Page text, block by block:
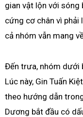
gian vật lộn với sóng
cứng cơ chân vì phải
cả nhóm vẫn mang
Đến trưa, nhóm dưới
Lúc này, Gin Tuấn
theo hướng dẫn
Dương bắt đầu có